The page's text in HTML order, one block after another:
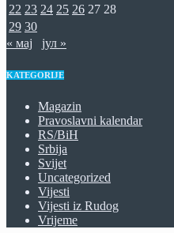
22 23 24 25 26 27 28
29 30
« мај
јул »
KATEGORIJE
Magazin
Pravoslavni kalendar
RS/BiH
Srbija
Svijet
Uncategorized
Vijesti
Vijesti iz Rudog
Vrijeme